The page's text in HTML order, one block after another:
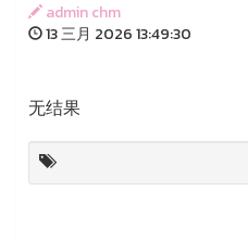
admin chm
13 三月 2026 13:49:30
无结果